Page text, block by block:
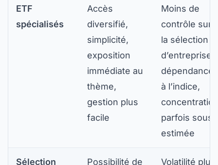
ETF
spécialisés
Accès
diversifié,
simplicité,
exposition
immédiate au
thème,
gestion plus
facile
Moins de
contrôle sur
la sélection
dépendance
à l’indice,
parfois sous-
estimée
Sélection
Possibilité de
Volatilité plus